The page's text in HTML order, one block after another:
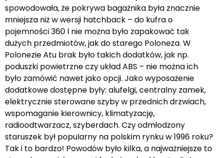
spowodowała, że pokrywa bagażnika była znacznie
mniejsza niż w wersji hatchback – do kufra o
pojemności 360 l nie można było zapakować tak
dużych przedmiotów, jak do starego Poloneza. W
Polonezie Atu brak było takich dodatków, jak np.
poduszki powietrzne czy układ ABS – nie można ich
było zamówić nawet jako opcji. Jako wyposażenie
dodatkowe dostępne były: alufelgi, centralny zamek,
elektrycznie sterowane szyby w przednich drzwiach,
wspomaganie kierownicy, klimatyzację,
radioodtwarzacz, szyberdach. Czy odmłodzony
staruszek był popularny na polskim rynku w 1996 roku?
Tak i to bardzo! Powodów było kilka, a najważniejsze to